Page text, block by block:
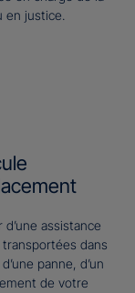
en justice.
assistance
dans
panne, d’un
de votre